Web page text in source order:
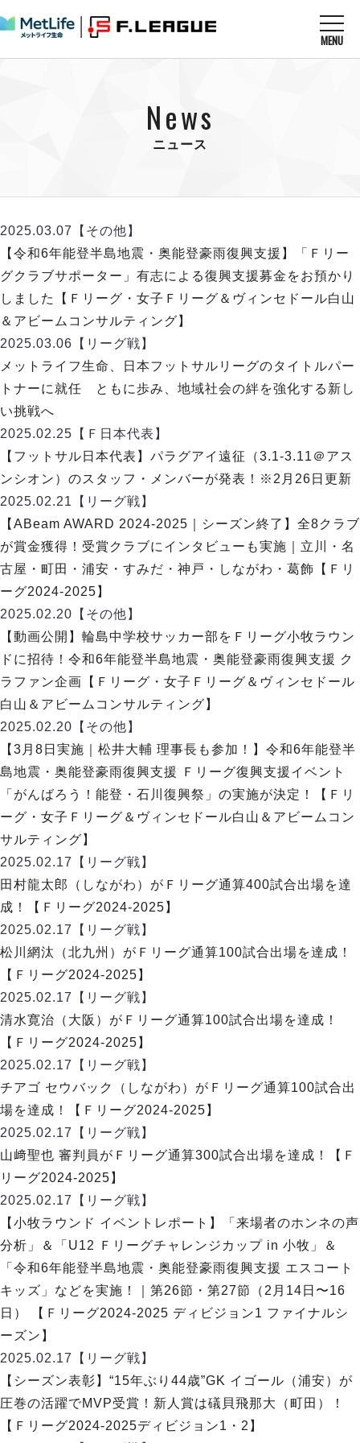
MENU
U-23選抜
クラブ
チケット
メディア情報
フットサル日本代表
その他
MATCHES
順位表
戦績表
警告・退場・出場停止選手
個人ランキング｜ゴール
個人ランキング｜シュート
個人ランキング｜シュート成功率
個人ランキング｜第2PK
メットライフ生命Ｆ２リーグ
試合日程
順位表
戦績表
警告・退場・出場停止選手
個人ランキング｜ゴール
個人ランキング｜シュート
個人ランキング｜シュート成功率
個人ランキング｜第2PK
メットライフ生命Ｆリーグカップ 2026
試合日程・結果
大会概要
アリーナ情報
チケット情報
過去の記録
メットライフ生命Ｆ１リーグ
エスポラーダ北海道
バルドラール浦安
フウガドールすみだ
しながわシティ
立川アスレティックFC
ペスカドーラ町田
ボアルース長野
名古屋オーシャンズ
シュライカー大阪
ボルクバレット北九州
バサジィ大分
メットライフ生命Ｆ２リーグ
ヴォスクオーレ仙台
マルバ水戸FC
リガーレヴィア葛飾
Y．S．C．C．横浜
ヴィンセドール白山
アグレミーナ浜松
デウソン神戸
ポルセイド浜田
ミラクルスマイル新居浜
チケットを買う
アリーナ情報 ARENA
リーグ概要 ABOUT US
リーグ概要
日本フットサルリーグについて
大会概要
リーグ要項
クラブライセンス関連
アリーナ観戦マナー&ルール
過去の記録
過去の試合記録
ディビジョン1 試合記録
ディビジョン2 試合記録
Ｆリーグカップ 試合記録
リーグ統計データ
記念ゴール
ハットトリック
担当審判員
選手の通算記録（Ｆ１）
エスポラーダ北海道
バルドラール浦安
フウガドールすみだ
しながわシティ
立川アスレティックFC
ペスカドーラ町田
湘南ベルマーレ
ボアルース長野
名古屋オーシャンズ
シュライカー大阪
ボルクバレット北九州
バサジィ大分
選手の通算記録（Ｆ２）
ヴォスクオーレ仙台
マルバ水戸FC
リガーレヴィア葛飾
Y．S．C．C．横浜
ヴィンセドール白山
アグレミーナ浜松
デウソン神戸
ポルセイド浜田
ミラクルスマイル新居浜
プロジェクト PROJECT
ABeam AWARD
DIVISION 01
DIVISION02
FOLLOW US!
News
ニュース
2025.03.07
【その他】
【令和6年能登半島地震・奥能登豪雨復興支援】「Ｆリー
グクラブサポーター」有志による復興支援募金をお預かり
しました【Ｆリーグ・女子Ｆリーグ＆ヴィンセドール白山
＆アビームコンサルティング】
2025.03.06 【リーグ戦】
メットライフ生命、日本フットサルリーグのタイトルパー
トナーに就任 ともに歩み、地域社会の絆を強化する新し
い挑戦へ
2025.02.25 【Ｆ日本代表】
【フットサル日本代表】パラグアイ遠征（3.1-3.11＠アス
ンシオン）のスタッフ・メンバーが発表！※2月26日更新
2025.02.21
【リーグ戦】
【ABeam AWARD 2024-2025｜シーズン終了】全8クラブ
が賞金獲得！受賞クラブにインタビューも実施｜立川・名
古屋・町田・浦安・すみだ・神戸・しながわ・葛飾【Ｆリ
ーグ2024-2025】
2025.02.20 【その他】
【動画公開】輪島中学校サッカー部をＦリーグ小牧ラウン
ドに招待！令和6年能登半島地震・奥能登豪雨復興支援 ク
ラファン企画【Ｆリーグ・女子Ｆリーグ＆ヴィンセドール
白山＆アビームコンサルティング】
2025.02.20 【その他】
【3月8日実施｜松井大輔 理事長も参加！】令和6年能登半
島地震・奥能登豪雨復興支援 Ｆリーグ復興支援イベント
「がんばろう！能登・石川復興祭」の実施が決定！【Ｆリ
ーグ・女子Ｆリーグ＆ヴィンセドール白山＆アビームコン
サルティング】
2025.02.17
【リーグ戦】
田村龍太郎（しながわ）がＦリーグ通算400試合出場を達
成！【Ｆリーグ2024-2025】
2025.02.17
【リーグ戦】
松川網汰（北九州）がＦリーグ通算100試合出場を達成！
【Ｆリーグ2024-2025】
2025.02.17
【リーグ戦】
清水寛治（大阪）がＦリーグ通算100試合出場を達成！
【Ｆリーグ2024-2025】
2025.02.17
【リーグ戦】
チアゴ セウバック（しながわ）がＦリーグ通算100試合出
場を達成！【Ｆリーグ2024-2025】
2025.02.17
【リーグ戦】
山﨑聖也 審判員がＦリーグ通算300試合出場を達成！【Ｆ
リーグ2024-2025】
2025.02.17
【リーグ戦】
【小牧ラウンド イベントレポート】「来場者のホンネの声
分析」＆「U12 Ｆリーグチャレンジカップ in 小牧」＆
「令和6年能登半島地震・奥能登豪雨復興支援 エスコート
キッズ」などを実施！｜第26節・第27節（2月14日〜16
日） 【Ｆリーグ2024-2025 ディビジョン1 ファイナルシ
ーズン】
2025.02.17
【リーグ戦】
【シーズン表彰】“15年ぶり44歳”GK イゴール（浦安）が
圧巻の活躍でMVP受賞！新人賞は礒貝飛那大（町田）！
【Ｆリーグ2024-2025ディビジョン1・2】